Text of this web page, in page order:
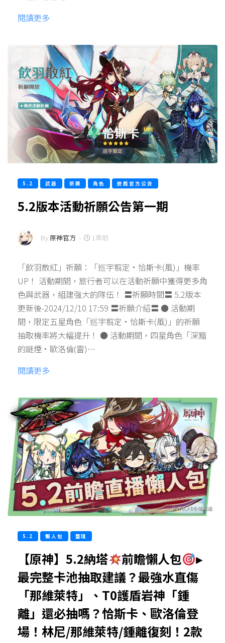
閱讀更多
5.2 武器 祈願 角色 遊戲官方公告
5.2版本活動祈願公告第一期
By原神官方 - 1年前
「飲羽散紅」祈願：「巡宇翦定·恰斯卡(風)」機率
UP！ 活動期間，旅行者可以在活動祈願中獲得更多角
色與武器，組建強大的隊伍！ 〓祈願時間〓 5.2版本
更新後-2024/12/10 17:59 〓祈願介紹〓 ● 活動期
間，限定五星角色「巡宇翦定·恰斯卡(風)」的祈願
抽取機率將大幅提升！ ● 活動期間，四星角色「深黯
的謎煙·歐洛倫(雷)…
閱讀更多
5.2 懶人包 整理
【原神】5.2納塔 前瞻懶人包
▸
最完整卡池抽取建議？最強水直傷
「那維萊特」、T0護盾岩神「鍾
離」還必抽嗎？恰斯卡、歐洛倫登
場！林尼/那維萊特/鍾離復刻！2款